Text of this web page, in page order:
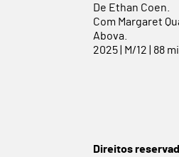
De Ethan Coen.
Com Margaret
Abova.
2025 | M/12 | 88
Direitos